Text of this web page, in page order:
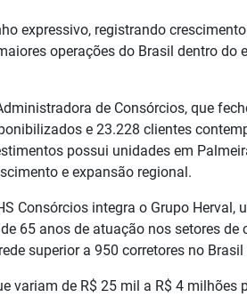
expressivo, registrando
operações do Brasil dentro do
de Consórcios, que
e 23.228 clientes
possui unidades em
e expansão regional.
Consórcios integra o Grupo Herval,
65 anos de atuação nos setores de
superior a 950 corretores no Brasil
variam de R$ 25 mil a R$ 4 milhões